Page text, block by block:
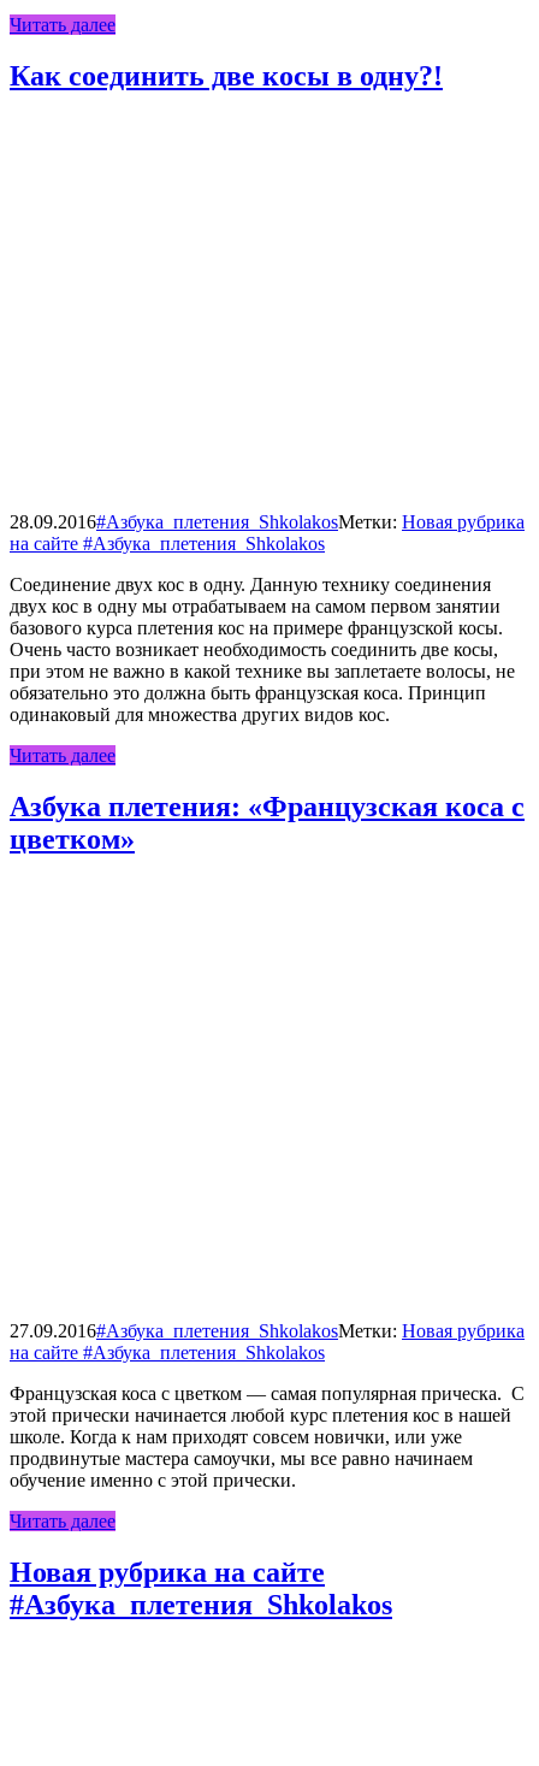
Читать далее
Как соединить две косы в одну?!
28.09.2016#Азбука_плетения_ShkolakosМетки: Новая рубрика
на сайте #Азбука_плетения_Shkolakos
Соединение двух кос в одну. Данную технику соединения
двух кос в одну мы отрабатываем на самом первом занятии
базового курса плетения кос на примере французской косы.
Очень часто возникает необходимость соединить две косы,
при этом не важно в какой технике вы заплетаете волосы, не
обязательно это должна быть французская коса. Принцип
одинаковый для множества других видов кос.
Читать далее
Азбука плетения: «Французская коса с
цветком»
27.09.2016#Азбука_плетения_ShkolakosМетки: Новая рубрика
на сайте #Азбука_плетения_Shkolakos
Французская коса с цветком — самая популярная прическа. С
этой прически начинается любой курс плетения кос в нашей
школе. Когда к нам приходят совсем новички, или уже
продвинутые мастера самоучки, мы все равно начинаем
обучение именно с этой прически.
Читать далее
Новая рубрика на сайте
#Азбука_плетения_Shkolakos